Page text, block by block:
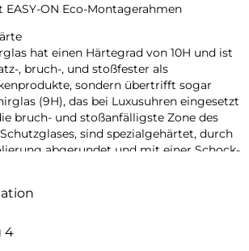
EASY-ON Eco-Montagerahmen
hat einen Härtegrad von 10H und ist
, bruch-, und stoßfester als
sondern übertrifft sogar
(9H), das bei Luxusuhren eingesetzt
bruch- und stoßanfälligste Zone des
sind spezialgehärtet, durch
abgerundet und mit einer Schock-
(bei Full Cover Schutzgläsern)
extrem widerstandsfähig gegen
Bruch und ist zugleich besonders
4